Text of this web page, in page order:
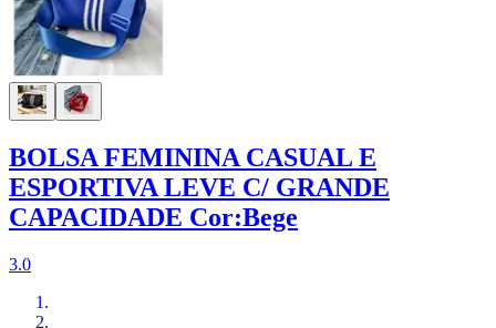
BOLSA FEMININA CASUAL E
ESPORTIVA LEVE C/ GRANDE
CAPACIDADE Cor:Bege
3.0